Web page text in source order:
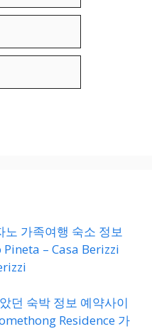
가족여행 숙소 정보
– Casa Berizzi
던 숙박 정보 예약사이
Residence 가